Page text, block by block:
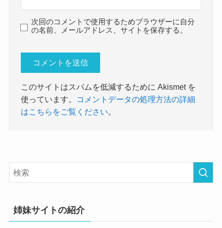
次回のコメントで使用するためブラウザーに自分
の名前、メールアドレス、サイトを保存する。
このサイトはスパムを低減するために Akismet を
使っています。
コメントデータの処理方法の詳細
はこちらをご覧ください。
姉妹サイトの紹介